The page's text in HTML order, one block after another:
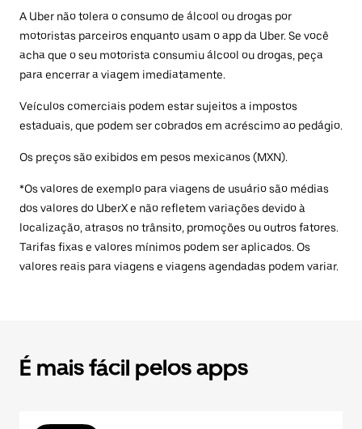
A Uber não tolera o consumo de álcool ou drogas por
motoristas parceiros enquanto usam o app da Uber. Se você
acha que o seu motorista consumiu álcool ou drogas, peça
para encerrar a viagem imediatamente.
Veículos comerciais podem estar sujeitos a impostos
estaduais, que podem ser cobrados em acréscimo ao pedágio.
Os preços são exibidos em pesos mexicanos (MXN).
*Os valores de exemplo para viagens de usuário são médias
dos valores do UberX e não refletem variações devido à
localização, atrasos no trânsito, promoções ou outros fatores.
Tarifas fixas e valores mínimos podem ser aplicados. Os
valores reais para viagens e viagens agendadas podem variar.
É mais fácil pelos apps